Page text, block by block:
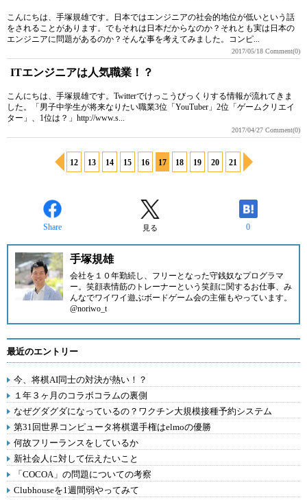
こんにちは、手塚規雄です。日本ではエンジニアの社会的地位が低いという話
をされることがあります。でもそれは日本だからなのか？それとも実は日本の
エンジニアに問題があるのか？そんな事を考えてみました。コンピ...
2017/05/18 Comment(0)
ITエンジニアは人気職業！？
こんにちは、手塚規雄です。Twitterでけっこうびっくりする情報が流れてきま
した。「男子中学生が将来なりたい職業3位「YouTuber」2位「ゲームクリエイ
ター」、1位は？」http://www.s...
2017/04/27 Comment(0)
12 13 14 15 16 17 18 19 20 21
Share 見る 0
手塚規雄
会社を１０年勤続し、フリーとなった守銭奴なプログラマ
ー。笑顔表情筋のトレーナーという笑顔に関するお仕事、み
んなでワイワイ遊ぶボードゲーム会の主催もやっています。
@noriwo_t
最近のエントリー
今、将棋AI同士の対決が熱い！？
１年３ヶ月のコラボコラムの裏側
なぜグダグダになっているの？ワクチン大規模接種予約システム
第31回世界コンピュータ将棋選手権はelmoの優勝
何故フリーランスをしているか
新社会人に対して伝えたいこと
「COCOA」の問題についての考察
Clubhouseを1週間弱やってみて